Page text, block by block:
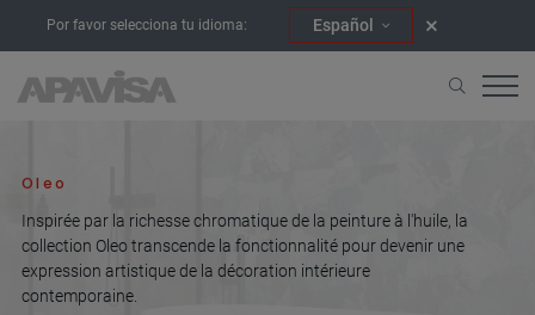
Por favor selecciona tu idioma: Español
Oleo
Inspirée par la richesse chromatique de la peinture à l'huile, la
collection Oleo transcende la fonctionnalité pour devenir une
expression artistique de la décoration intérieure
contemporaine.